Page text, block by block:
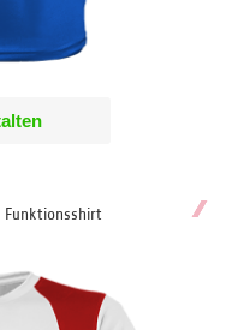
Funktionsshirt